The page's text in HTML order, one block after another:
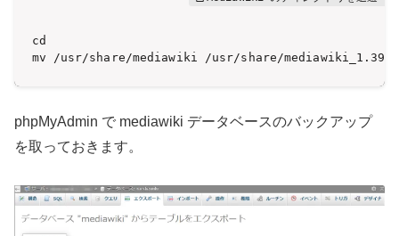
cd
mv /usr/share/mediawiki /usr/share/
phpMyAdmin で mediawiki データベースのバックアップ
を取っておきます。